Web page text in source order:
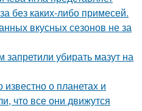
без каких-либо примесей.
вкусных сезонов не за
убирать мазут на
о планетах и
что все они движутся